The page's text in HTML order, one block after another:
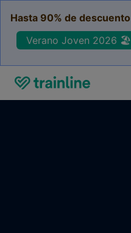
Hasta 90% de descuento
Verano Joven 2026 🏖️